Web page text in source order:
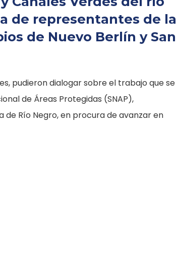
de representantes de la
de Nuevo Berlín y San
pudieron dialogar sobre el trabajo que se
de Áreas Protegidas (SNAP),
Río Negro, en procura de avanzar en